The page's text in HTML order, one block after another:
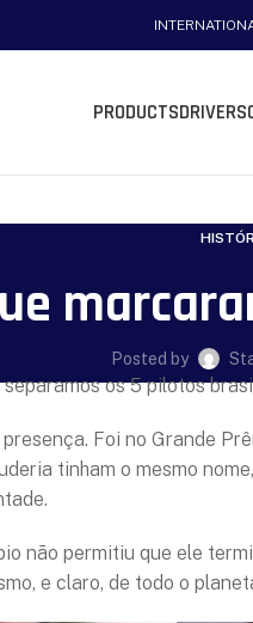
PRODUCTSDRIVERS
Posted by
os 5 pilotos
Foi no Grande
tinham o mesmo nome,
não permitiu que ele
e claro, de todo o